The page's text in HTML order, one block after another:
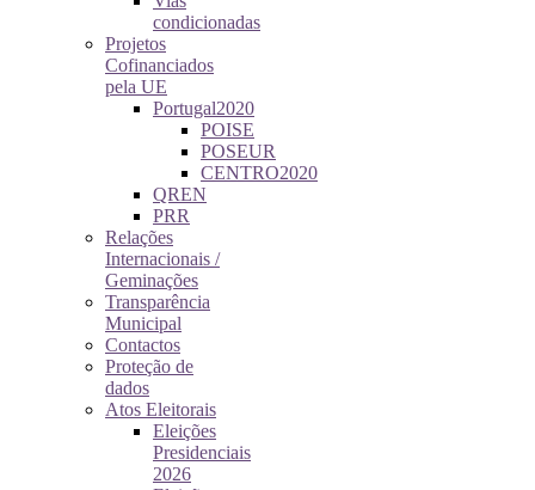
condicionadas
Projetos
Cofinanciados
pela UE
Portugal2020
POISE
POSEUR
CENTRO2020
QREN
PRR
Relações
Internacionais /
Geminações
Transparência
Municipal
Contactos
Proteção de
dados
Atos Eleitorais
Eleições
Presidenciais
2026